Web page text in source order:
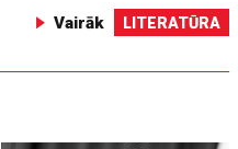
Vairāk LITERATŪRA